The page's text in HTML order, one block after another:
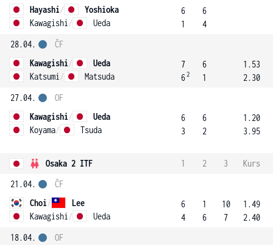
Hayashi/
Yoshioka
Kawagishi / Ueda
6
1
6
4
28.04.
Kawagishi/
Ueda
Katsumi / Matsuda
ČF
7
62
6
1
1.53
2.30
27.04.
Kawagishi/
Ueda
Koyama/ Tsuda
OF
6
3
6
2
1.20
3.95
Osaka 2 ITF 1 2 3
Kurs
21.04.
Choi/
Lee
Kawagishi / Ueda
ČF
6
4
1
6
10
7
1.49
2.40
18.04.
OF